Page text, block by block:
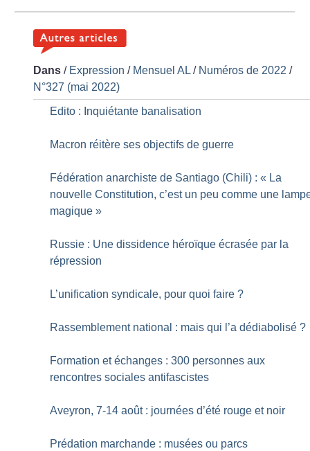
Dans / Expression / Mensuel AL / Numéros de 2022 /
N°327 (mai 2022)
Edito : Inquiétante banalisation
Macron réitère ses objectifs de guerre
Fédération anarchiste de Santiago (Chili) : « La
nouvelle Constitution, c’est un peu comme une
magique »
Russie : Une dissidence héroïque écrasée par la
répression
L’unification syndicale, pour quoi faire ?
Rassemblement national : mais qui l’a dédiabolisé ?
Formation et échanges : 300 personnes aux
rencontres sociales antifascistes
Aveyron, 7-14 août : journées d’été rouge et noir
Prédation marchande : musées ou parcs